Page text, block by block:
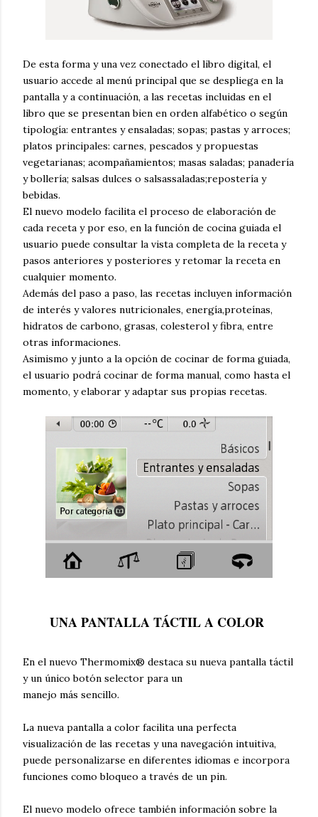
De esta forma y una vez conectado el libro digital, el
usuario accede al menú principal que se despliega en la
pantalla y a continuación, a las recetas incluidas en el
libro que se presentan bien en orden alfabético o según
tipología: entrantes y ensaladas; sopas; pastas y arroces;
platos principales: carnes, pescados y propuestas
vegetarianas; acompañamientos; masas saladas; panadería
y bollería; salsas dulces o salsassaladas;repostería y
bebidas.
El nuevo modelo facilita el proceso de elaboración de
cada receta y por eso, en la función de cocina guiada el
usuario puede consultar la vista completa de la receta y
pasos anteriores y posteriores y retomar la receta en
cualquier momento.
Además del paso a paso, las recetas incluyen información
de interés y valores nutricionales, energía,proteínas,
hidratos de carbono, grasas, colesterol y fibra, entre
otras informaciones.
Asimismo y junto a la opción de cocinar de forma guiada,
el usuario podrá cocinar de forma manual, como hasta el
momento, y elaborar y adaptar sus propias recetas.
UNA PANTALLA TÁCTIL A COLOR
En el nuevo Thermomix® destaca su nueva pantalla táctil
y un único botón selector para un
manejo más sencillo.
La nueva pantalla a color facilita una perfecta
visualización de las recetas y una navegación intuitiva,
puede personalizarse en diferentes idiomas e incorpora
funciones como bloqueo a través de un pin.
El nuevo modelo ofrece también información sobre la